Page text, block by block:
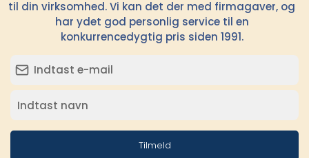
til din virksomhed. Vi kan det der med firmagaver, og
har ydet god personlig service til en
konkurrencedygtig pris siden 1991.
Tilmeld